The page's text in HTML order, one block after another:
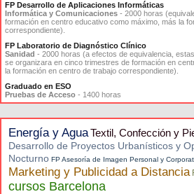
FP Desarrollo de Aplicaciones Informáticas
Informática y Comunicaciones - 2000 horas
formación en centro educativo como máximo, más la
correspondiente).
FP Laboratorio de Diagnóstico Clínico
Sanidad - 2000 horas (a efectos de equivalencia,
se organizara en cinco trimestres de formación en
la formación en centro de trabajo correspondiente).
Graduado en ESO
Pruebas de Acceso - 1400 horas
Energía y AguaTextil, Confección y
Desarrollo de Proyectos Urbanísticos y
Nocturno FP Asesoría de Imagen Personal y
Marketing y Publicidad a Distancia
cursos Barcelona